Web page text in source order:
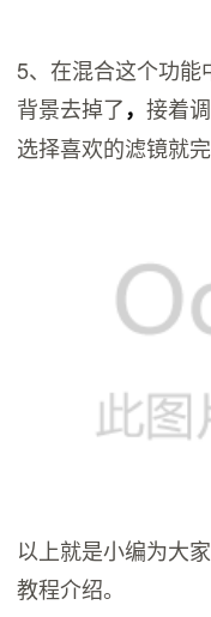
5、在混合这个功能
背景去掉了，接着
选择喜欢的滤镜就完
以上就是小编为大
教程介绍。